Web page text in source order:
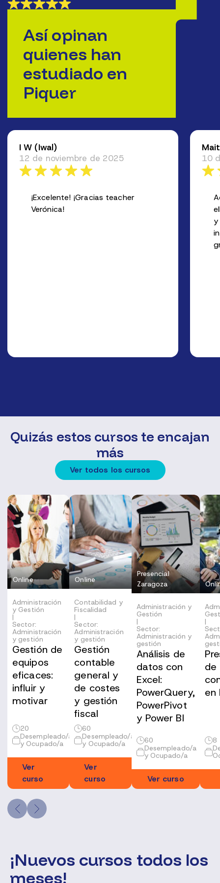
Así opinan
quienes han
estudiado en
Piquer
I W (Iwal)
12 de noviembre de 2025
¡Excelente! ¡Gracias teacher
Verónica!
10
y
Quizás estos cursos te encajan
más
Ver todos los cursos
Online
Administración
y Gestión
|
Sector:
Administración
y gestión
Gestión de
equipos
eficaces:
influir y
motivar
20
Desempleado/a
y Ocupado/a
Ver
curso
Online
Contabilidad y
Fiscalidad
|
Sector:
Administración
y gestión
Gestión
contable
general y
de costes
y gestión
fiscal
60
Desempleado/a
y Ocupado/a
Ver
curso
Presencial
Zaragoza
Administración y
Gestión
|
Sector:
Administración y
gestión
Análisis de
datos con
Excel:
PowerQuery,
PowerPivot
y Power BI
60
Desempleado/a
y Ocupado/a
Ver curso
|
de
en
8
¡Nuevos cursos todos los
meses!